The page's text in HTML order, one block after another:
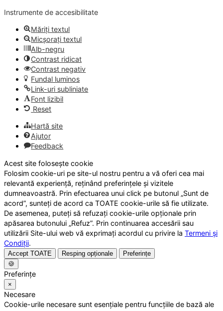
Instrumente de accesibilitate
Măriți textul
Micșorați textul
Alb-negru
Contrast ridicat
Contrast negativ
Fundal luminos
Link-uri subliniate
Font lizibil
Reset
Hartă site
Ajutor
Feedback
Acest site folosește cookie
Folosim cookie-uri pe site-ul nostru pentru a vă oferi cea mai
relevantă experiență, reținând preferințele și vizitele
dumneavoastră. Prin efectuarea unui click pe butonul „Sunt de
acord”, sunteți de acord ca TOATE cookie-urile să fie utilizate.
De asemenea, puteți să refuzați cookie-urile opționale prin
apăsarea butonului „Refuz”. Prin continuarea accesării sau
utilizării Site-ului web vă exprimați acordul cu privire la Termeni și
Condiții.
Accept TOATE Resping opționale
Preferințe
🍪
Preferințe
×
Necesare
Cookie-urile necesare sunt esențiale pentru funcțiile de bază ale